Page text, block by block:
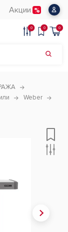
Акции
0 0 0
Weber